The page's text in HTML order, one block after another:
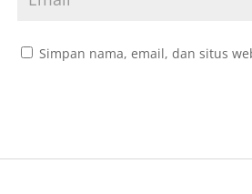
Simpan nama, email, dan situs